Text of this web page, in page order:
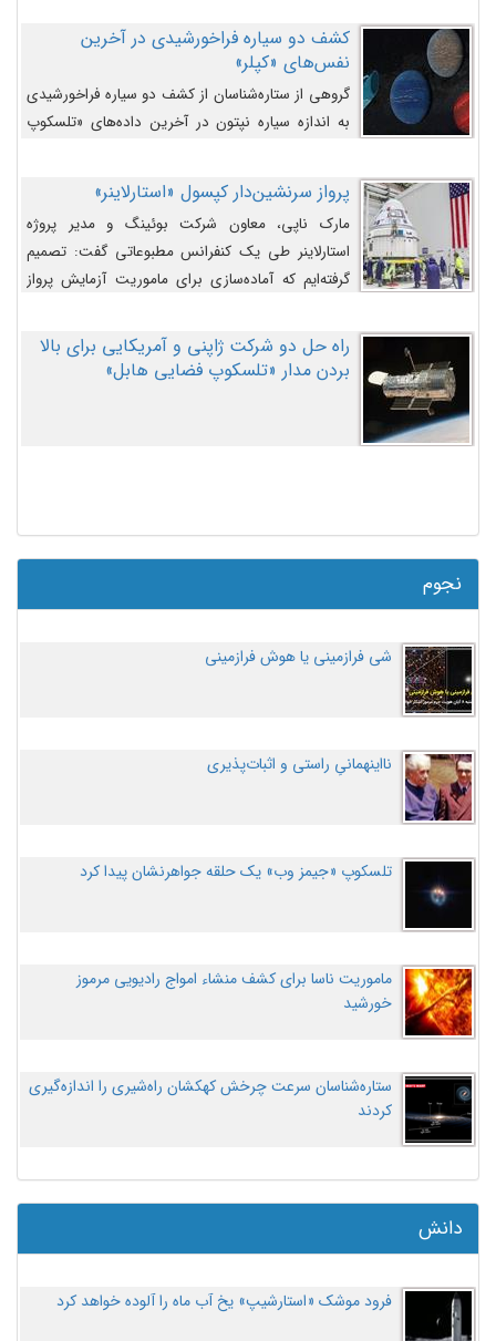
کشف دو سیاره فراخورشیدی در آخرین
نفس‌های «کپلر»
گروهی از ستاره‌شناسان از کشف دو سیاره فراخورشیدی
به اندازه سیاره نپتون در آخرین داده‌های «تلسکوپ
پرواز سرنشین‌دار کپسول «استارلاینر»
مارک ناپی، معاون شرکت بوئینگ و مدیر پروژه
استارلاینر طی یک کنفرانس مطبوعاتی گفت: تصمیم
گرفته‌ایم که آماده‌سازی برای ماموریت آزمایش پرواز
اصلاح کنیم.
راه حل دو شرکت ژاپنی و آمریکایی برای بالا
بردن مدار «تلسکوپ فضایی هابل»
نجوم
شی فرازمینی یا هوش فرازمینی
نااینهمانیِ راستی و اثبات‌پذیری
تلسکوپ «جیمز وب» یک حلقه جواهرنشان پیدا کرد
ماموریت ناسا برای کشف منشاء امواج رادیویی مرموز
خورشید
ستاره‌شناسان سرعت چرخش کهکشان راه‌شیری را اندازه‌گیری
کردند
دانش
فرود موشک «استارشیپ» یخ آب ماه را آلوده خواهد کرد